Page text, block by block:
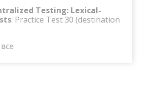
Testing: Lexical-
: Practice Test 30 (destination